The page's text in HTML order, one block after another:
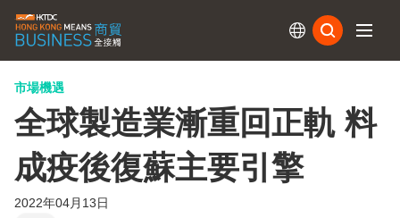
市場機遇
全球製造業漸重回正軌 料
成疫後復蘇主要引擎
2022年04月13日